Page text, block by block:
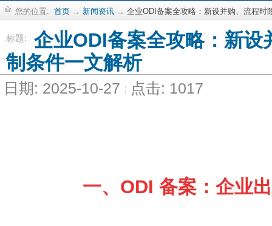
您的位置: 首页 → 新闻资讯 → 企业ODI备案全攻略：新设并购、流程时
标题:
企业ODI备案全攻略：新设
制条件一文解析
日期: 2025-10-27 点击: 1017
一、ODI 备案：企业